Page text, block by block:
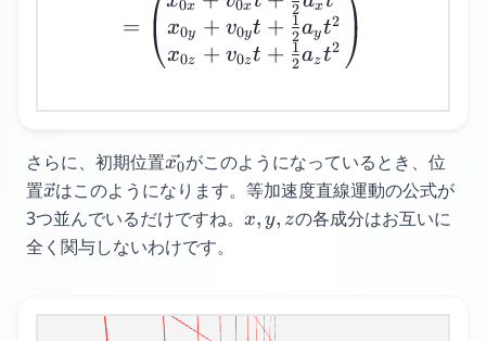
=
0x 0x 2 x
x0y + v0yt + 2
1ayt2
x0z + v0zt + 2
1azt2
さらに、初期位置\vec{x_0}
x0がこのようになっているとき、 位
置\vec{x}
xはこのようになります。 等加速度直線運動の公式が
3つ並んでいるだけですね。 x,y,z
x, y, zの各成分はお互いに
全く関与しないわけです。